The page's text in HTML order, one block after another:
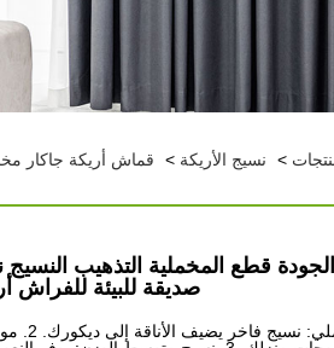
> نسيج الأريكة > قماش أريكة جاكار
قطع المخملية التذهيب
صديقة للبيئة للفراش
1.